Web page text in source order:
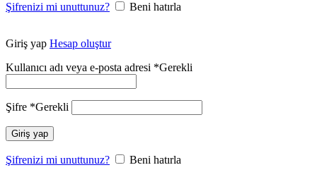
Şifrenizi mi unuttunuz? Beni hatırla
Giriş yap Hesap oluştur
Kullanıcı adı veya e-posta adresi *Gerekli
Şifre *Gerekli
Giriş yap
Şifrenizi mi unuttunuz?
Beni hatırla